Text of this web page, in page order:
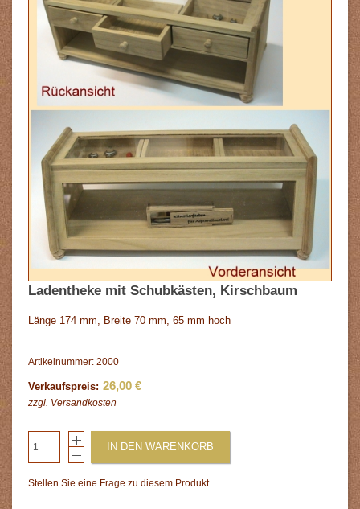
Ladentheke mit Schubkästen, Kirschbaum
Länge 174 mm, Breite 70 mm, 65 mm hoch
Artikelnummer: 2000
Verkaufspreis: 26,00 €
zzgl. Versandkosten
IN DEN WARENKORB
Stellen Sie eine Frage zu diesem Produkt